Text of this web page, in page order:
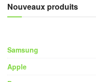
Nouveaux produits
Samsung
Apple